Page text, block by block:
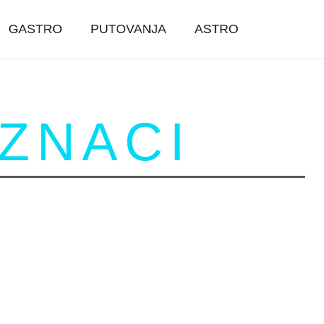
GASTRO PUTOVANJA ASTRO